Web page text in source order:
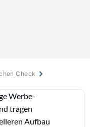
Check
Werbe-
tragen
Aufbau